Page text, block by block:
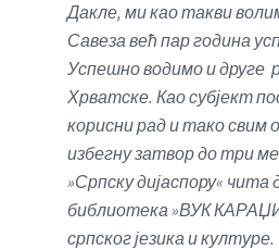
Дакле, ми као такви
Савеза већ пар година
Успешно водимо и друге
Хрватске. Као субјект
корисни рад и тако свим
избегну затвор до три
»Српску дијаспору«
библиотека »ВУК
српског језика и културе.